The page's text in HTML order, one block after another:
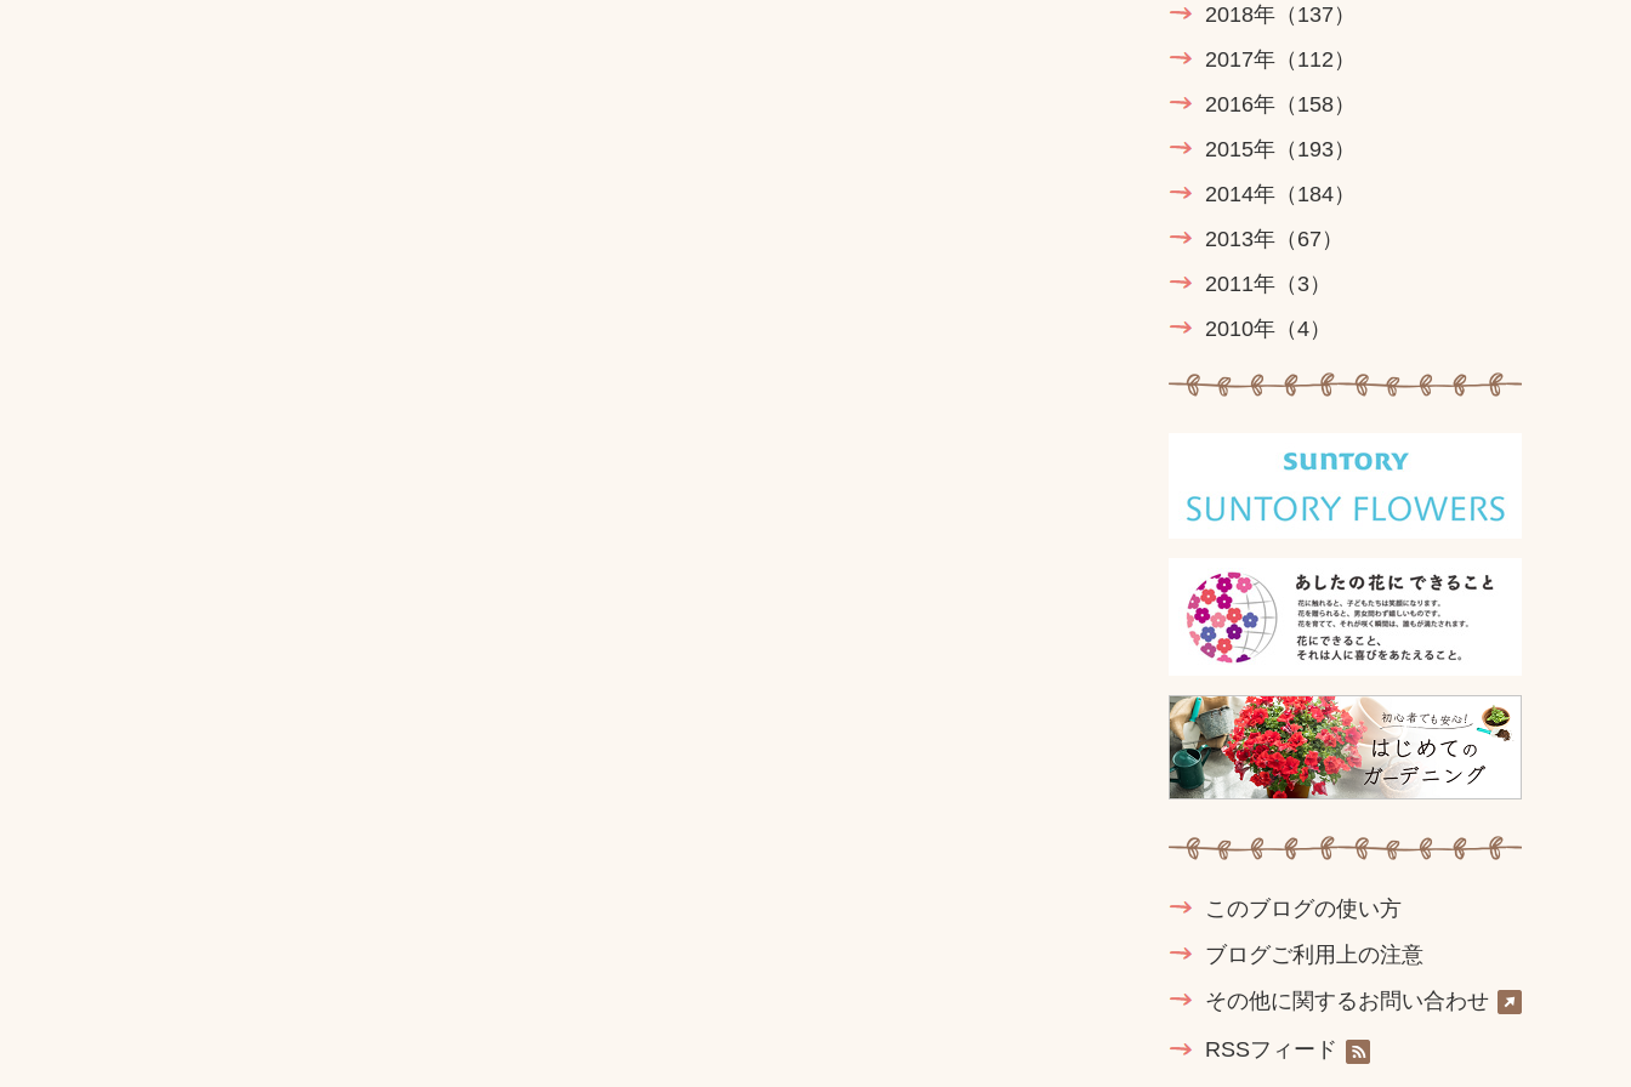
2018年 （137）
2017年 （112）
2016年 （158）
2015年 （193）
2014年 （184）
2013年 （67）
2011年 （3）
2010年 （4）
このブログの使い方
ブログご利用上の注意
その他に関するお問い合わせ
RSSフィード